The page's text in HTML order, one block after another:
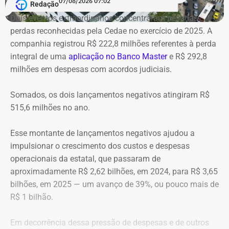
Salas multiúso e de projeção secundárias no mezanino para
palestras, seminários e cineclube;
Espaços de formação: salas de cursos, oficinas de dança,
estúdios de edição de áudio e vídeo e centro de TI;
Áreas de convivência: biblioteca, museu digital, cafeteria e
reurbanização do entorno com praça e teatro de arena.
publicação do decreto consolida uma antiga reivindicação
pela preservação do Cine Vaz Lobo. Criado em 2010 por
Vaz Lobo – Preservação, Cultura e Memória (MCVL) e no
Instituto Histórico e Geográfico da Baixada de Irajá (IHGBI), o
grupo reúne uma série de conquistas importantes em
diferentes anos.
Em 2011, impediu a demolição do prédio durante as obras do
Em 2015 conseguiu o tombamento oficial da volumetria e da
Redação
Dois eventos extraordinários concentraram pesadas
perdas reconhecidas pela Cedae no exercício de 2025. A
companhia registrou R$ 222,8 milhões referentes à perda
integral de uma aplicação no Banco Mastere R$ 292,8
milhões em despesas com acordos judiciais.
Somados, os dois lançamentos negativos atingiram R$
515,6 milhões no ano.
Esse montante de lançamentos negativos ajudou a
impulsionar o crescimento dos custos e despesas
operacionais da estatal, que passaram de
aproximadamente R$ 2,62 bilhões, em 2024, para R$ 3,65
bilhões, em 2025 — um avanço de 39%, ou pouco mais de
R$ 1 bilhão.
Em decorrência dessa pressão de despesas e de outros